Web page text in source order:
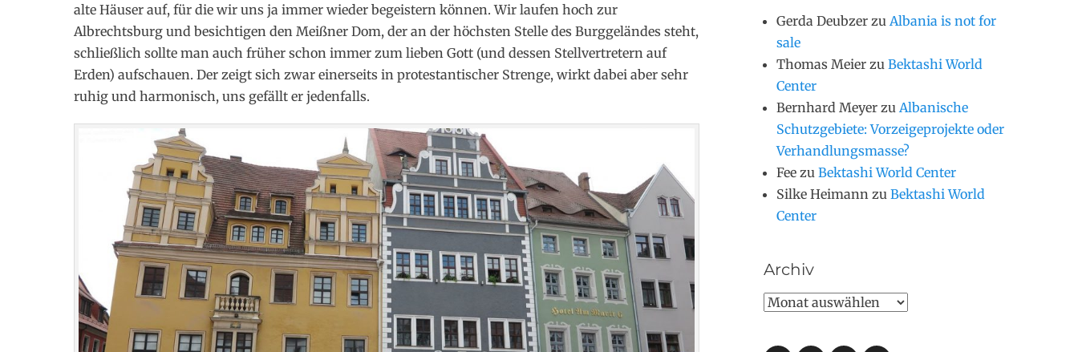
alte Häuser auf, für die wir uns ja immer wieder begeistern können. Wir laufen hoch zur
Albrechtsburg und besichtigen den Meißner Dom, der an der höchsten Stelle des Burggeländes steht,
schließlich sollte man auch früher schon immer zum lieben Gott (und dessen Stellvertretern auf
Erden) aufschauen. Der zeigt sich zwar einerseits in protestantischer Strenge, wirkt dabei aber sehr
ruhig und harmonisch, uns gefällt er jedenfalls.
Gerda Deubzer zu Albania is not for
sale
Thomas Meier zu Bektashi World
Center
Bernhard Meyer zu Albanische
Schutzgebiete: Vorzeigeprojekte oder
Verhandlungsmasse?
Fee zu Bektashi World Center
Silke Heimann zu Bektashi World
Center
Archiv
Archiv